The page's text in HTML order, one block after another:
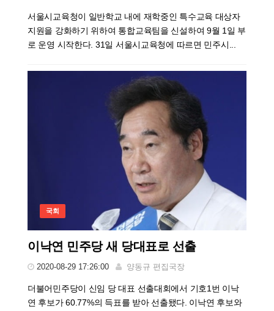
서울시교육청이 일반학교 내에 재학중인 특수교육 대상자
지원을 강화하기 위하여 통합교육팀을 신설하여 9월 1일 부
로 운영 시작한다. 31일 서울시교육청에 따르면 민주시...
국회
이낙연 민주당 새 당대표로 선출
2020-08-29 17:26:00 양동규 편집국장
더불어민주당이 신임 당 대표 선출대회에서 기호1번 이낙
연 후보가 60.77%의 득표를 받아 선출됐다. 이낙연 후보와